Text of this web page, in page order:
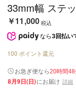
33mm幅 ステ
￥11,000税込
なら 3回払い
100 ポイント還元
お急ぎ便なら20時間
8月9日(日)にお届け 詳細